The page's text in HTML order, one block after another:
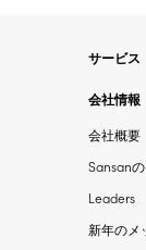
サービス
会社情報
会社概要
Sansan
Leaders
新年のメ